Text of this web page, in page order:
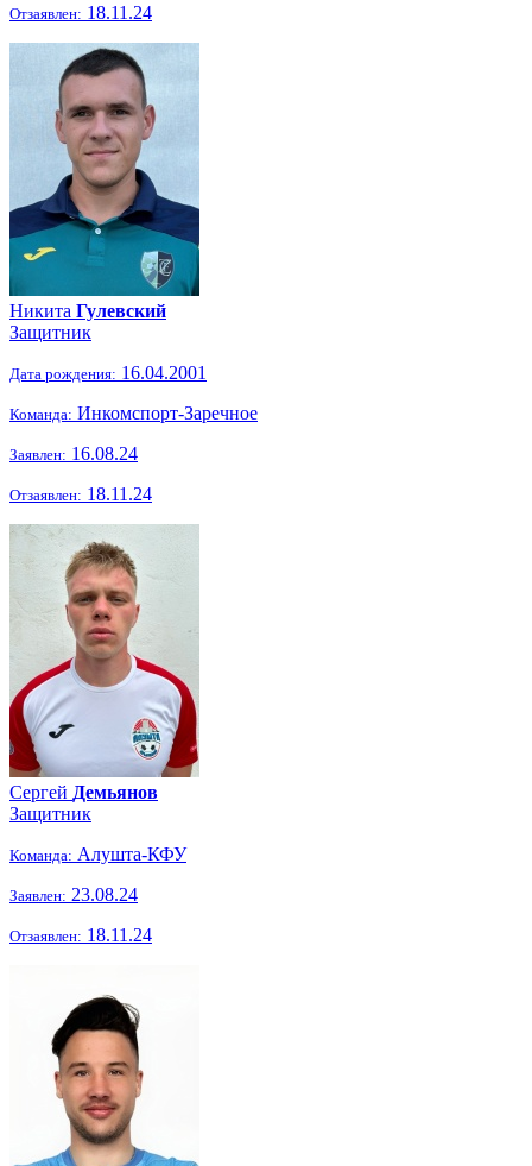
Отзаявлен: 18.11.24
Никита Гулевский
Защитник
Дата рождения: 16.04.2001
Команда: Инкомспорт-Заречное
Заявлен: 16.08.24
Отзаявлен: 18.11.24
Сергей Демьянов
Защитник
Команда: Алушта-КФУ
Заявлен: 23.08.24
Отзаявлен: 18.11.24